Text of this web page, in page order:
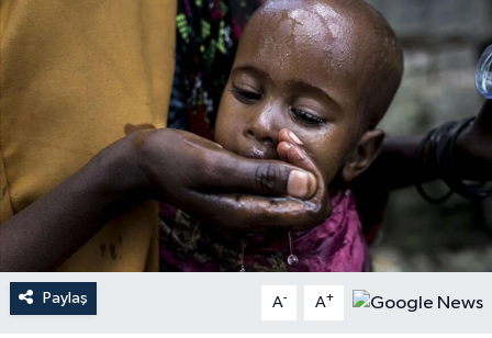
Paylaş A- A+
Ardahan Müftülüğü
Artvin Müftülüğü
Aydın Müftülüğü
Balıkesir Müftülüğü
Bartın Müftülüğü
Batman Müftülüğü
Kurban
Mukabele
Peygamberimizin Hayatı
Ramazan
Sahabeler
DİYANET AKADEMİ
DİYANET GENÇLİK
DİYANET RADYO/TV
DEPREM
Dünya